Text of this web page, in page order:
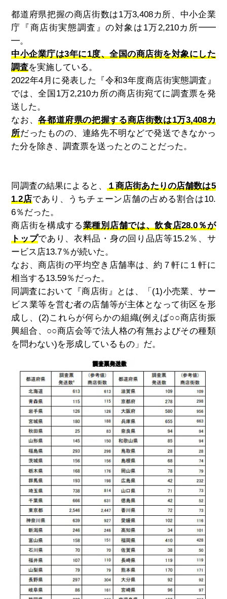
都道府県把握の商店街数は1万3,408カ所、中小企業
庁『商店街実態調査』の対象は 1万2,210カ所━━
━。
中小企業庁は3年に1度、全国の商店街を対象にした
調査を実施している。
2022年4 月に発表した『令和3年度商店街実態調査』
では、全国 1万2,210カ所の商店街宛てに調査票を発
送した。
なお、各都道府県の把握する商店街数は1万3,408カ
所だったものの、連絡先不明などで発送できなかっ
た分を除き、調査票を送ったとのことだった。
同調査の結果によると、
１商店街あたりの店舗数は5
1.2店であり、うちチェーン店舗の占める割合は10.
6％だった。
商店街を構成する業種別店舗では、飲食店28.0％が
トップであり、衣料品・身の回り品店等15.2％、サ
ービス店13.7％が続いた。
なお、商店街の平均空き店舗率は、約７軒に１軒に
相当する13.59％だった。
同調査において『商店街』とは、「 (1)小売業、サー
ビス業等を営む者の店舗等が主体となって街区を形
成し、 (2)これらが何らかの組織(例えば○○商店街振
興組合、 ○○商店会等で法人格の有無およびその種類
を問わない)を形成しているもの」だ。